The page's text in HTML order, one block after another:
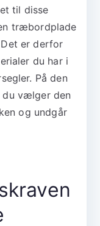
til disse
træbordplade
er derfor
du har i
På den
du vælger den
og undgår